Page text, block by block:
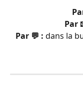
Par
Par 💬 : dans la